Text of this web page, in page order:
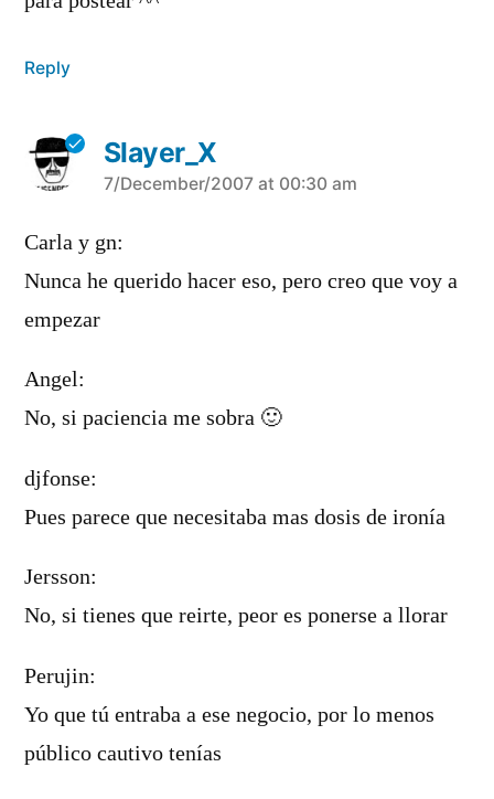
Reply
Slayer_X
says:
7/December/2007 at 00:30 am
Carla y gn:
Nunca he querido hacer eso, pero creo que voy a
empezar
Angel:
No, si paciencia me sobra 🙂
djfonse:
Pues parece que necesitaba mas dosis de ironí­a
Jersson:
No, si tienes que reirte, peor es ponerse a llorar
Perujin:
Yo que tú entraba a ese negocio, por lo menos
público cautivo tení­as